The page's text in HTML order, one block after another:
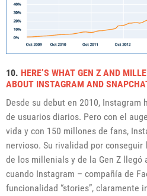
10. HERE’S WHAT GEN Z AND
ABOUT INSTAGRAM AND
Desde su debut en 2010, Instagram
de usuarios diarios. Pero con el
vida y con 150 millones de fans,
nervioso. Su rivalidad por
de los millenials y de la Gen Z llegó
cuando Instagram – compañía de
funcionalidad “stories”, claramente